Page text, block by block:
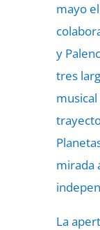
mayo
y
tres
mirada
La